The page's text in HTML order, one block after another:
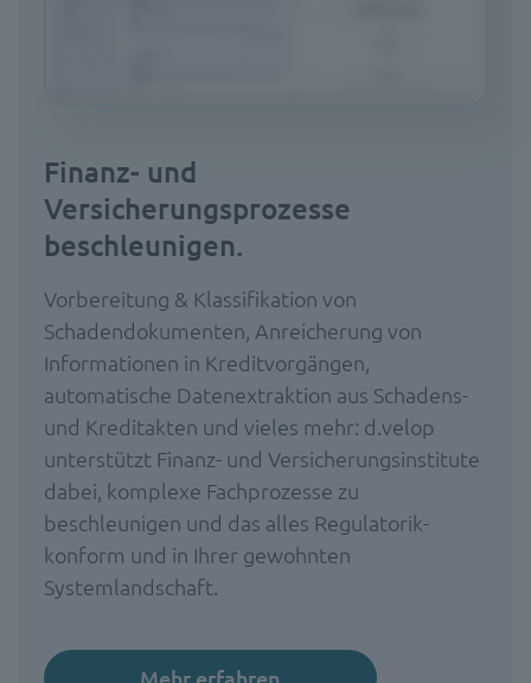
Finanz- und
Versicherungsprozesse
beschleunigen.
Vorbereitung & Klassifikation von
Schadendokumenten, Anreicherung von
Informationen in Kreditvorgängen,
automatische Datenextraktion aus Schadens-
und Kreditakten und vieles mehr: d.velop
unterstützt Finanz- und Versicherungsinstitute
dabei, komplexe Fachprozesse zu
beschleunigen und das alles Regulatorik-
konform und in Ihrer gewohnten
Systemlandschaft.
Mehr erfahren